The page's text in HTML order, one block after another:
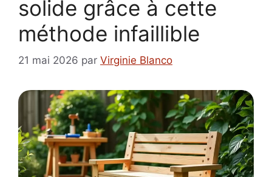
solide grâce à cette
méthode infaillible
21 mai 2026 par Virginie Blanco